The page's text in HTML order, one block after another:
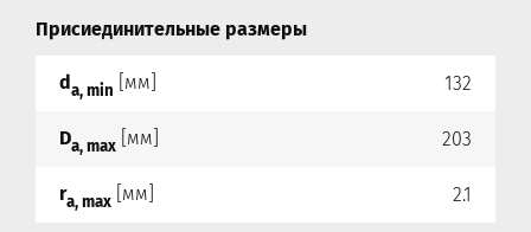
Присиединительные размеры
da, min [мм] 132
Da, max [мм] 203
ra, max [мм] 2.1